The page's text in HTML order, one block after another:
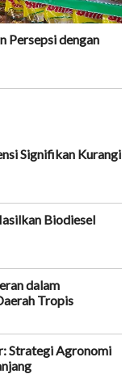
Persepsi dengan
Signifikan Kurangi
Biodiesel
dalam
Tropis
Strategi Agronomi